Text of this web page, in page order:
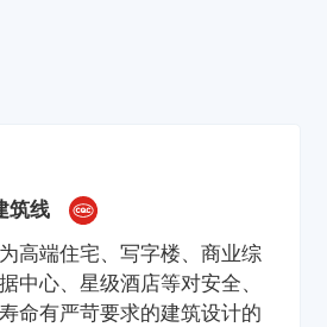
筑线
高端住宅、写字楼、商业综
中心、星级酒店等对安全、
命有严苛要求的建筑设计的